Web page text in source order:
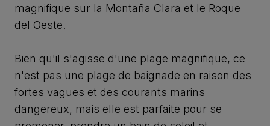
magnifique sur la Montaña Clara et le Roque
del Oeste.
Bien qu'il s'agisse d'une plage magnifique, ce
n'est pas une plage de baignade en raison des
fortes vagues et des courants marins
dangereux, mais elle est parfaite pour se